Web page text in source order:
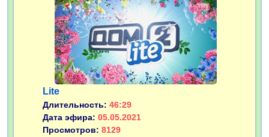
Lite
Длительность: 46:29
Дата эфира: 05.05.2021
Просмотров: 8129